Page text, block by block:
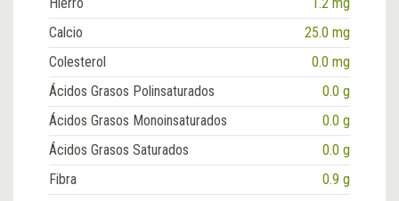
Calcio
25.0 mg
Colesterol
0.0 mg
Ácidos Grasos Polinsaturados
0.0 g
Ácidos Grasos Monoinsaturados
0.0 g
Ácidos Grasos Saturados
0.0 g
Fibra
0.9 g